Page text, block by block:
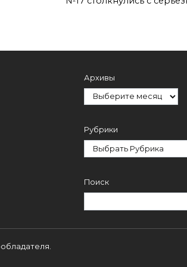
Архивы
Рубрики
Поиск